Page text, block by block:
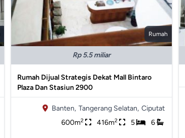
Rumah
Rp 5.5 miliar
Rumah Dijual Strategis Dekat Mall Bintaro
Plaza Dan Stasiun 2900
Banten, Tangerang Selatan, Ciputat
600m2 416m2 5 6